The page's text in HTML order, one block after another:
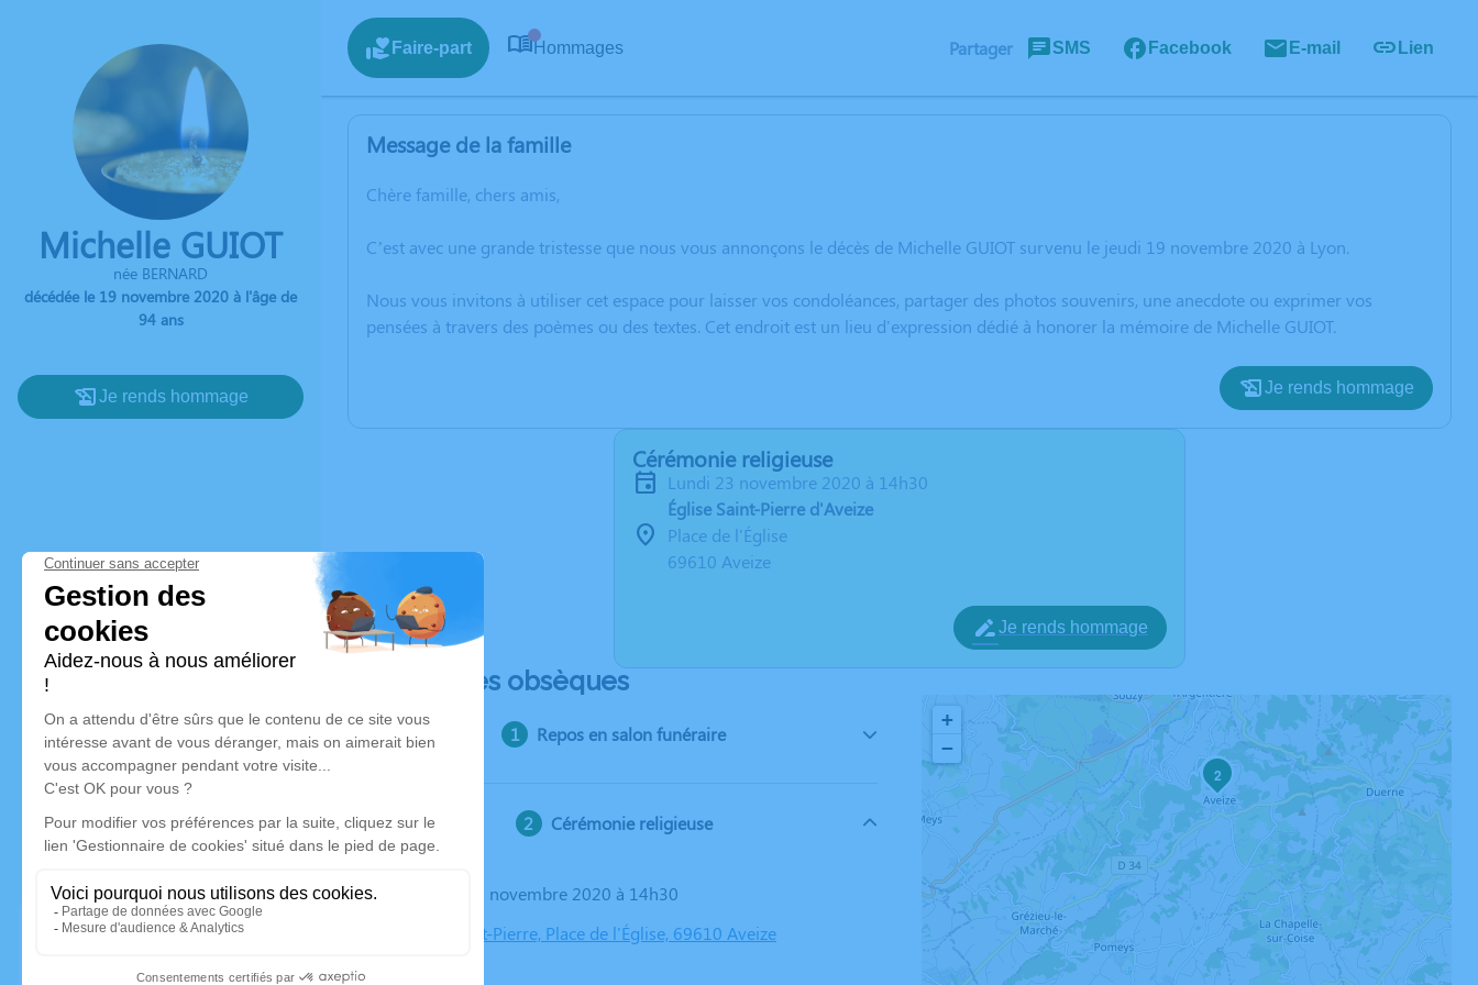
Michelle GUIOT
née BERNARD
décédée le 19 novembre 2020 à l'âge de
94 ans
Je rends hommage
Faire-part Hommages Partager SMS Facebook E-mail Lien
Message de la famille
Chère famille, chers amis,
C’est avec une grande tristesse que nous vous annonçons le décès de Michelle GUIOT survenu le jeudi 19 novembre 2020 à Lyon.
Nous vous invitons à utiliser cet espace pour laisser vos condoléances, partager des photos souvenirs, une anecdote ou exprimer vos
pensées à travers des poèmes ou des textes. Cet endroit est un lieu d'expression dédié à honorer la mémoire de Michelle GUIOT.
Je rends hommage
Cérémonie religieuse
lundi 23 novembre 2020 à 14h30
Église Saint-Pierre d'Aveize
Place de l'Église
69610 Aveize
Je rends hommage
Déroulé des obsèques
Repos en salon funéraire
Cérémonie religieuse
Le lundi 23 novembre 2020 à 14h30
Église Saint-Pierre, Place de l'Église, 69610 Aveize
2
3
+
−